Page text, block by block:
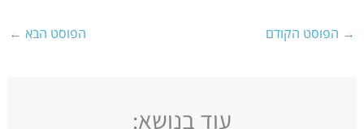
→ הפוסט הקודם הפוסט הבא ←
עוד בנושא: